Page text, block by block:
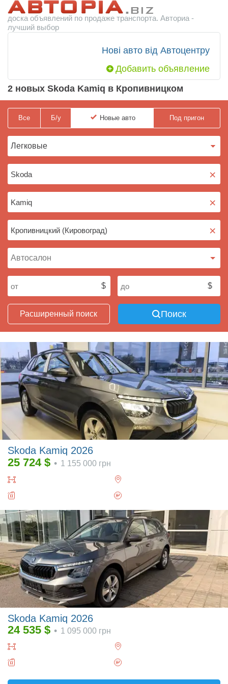
доска объявлений по продаже транспорта. Авториа -
лучший выбор
Нові авто від Автоцентру
Добавить объявление
2 новых Skoda Kamiq в Кропивницком
Все Б/у Новые авто Под пригон
×
×
×
Расширенный поиск Поиск
Skoda Kamiq 2026
25 724$ • 1 155 000 грн
Skoda Kamiq 2026
24 535 $ • 1 095 000 грн